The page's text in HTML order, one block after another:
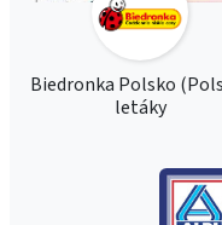
Biedronka Polsko
letáky